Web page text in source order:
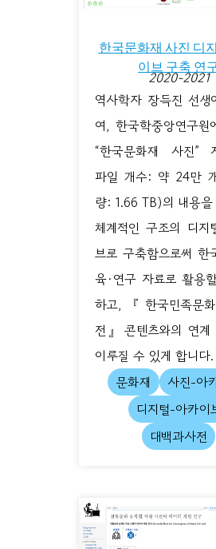
한국문화재 사진 디
이브 구축 연
2020-2021
역사학자 장득진 선생
여, 한국학중앙연구원
“한국문화재 사진”
파일 개수: 약 24만
량: 1.66 TB)의 내용을
체계적인 구조의 디지
브로 구축함으로써 한
육·연구 자료로 활용
하고, 『한국민족문
전』 콘텐츠와의 연계
이루질 수 있게 합니다.
문화재
사진-아
디지털-아카이
대백과사전